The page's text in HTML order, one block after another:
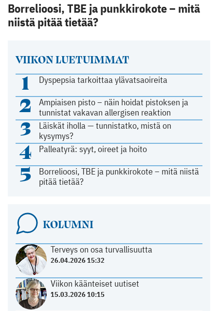
VIIKON LUETUIMMAT
1 Dyspepsia tarkoittaa ylävatsaoireita
2
Ampiaisen pisto – näin hoidat pistoksen ja
tunnistat vakavan allergisen reaktion
3
Läiskät iholla — tunnistatko, mistä on
kysymys?
4 Palleatyrä: syyt, oireet ja hoito
5
Borrelioosi, TBE ja punkkirokote – mitä niistä
pitää tietää?
KOLUMNI
Terveys on osa turvallisuutta
26.04.2026 15:32
Viikon käänteiset uutiset
15.03.2026 10:15
Borrelioosi, TBE ja punkkirokote – mitä
niistä pitää tietää?